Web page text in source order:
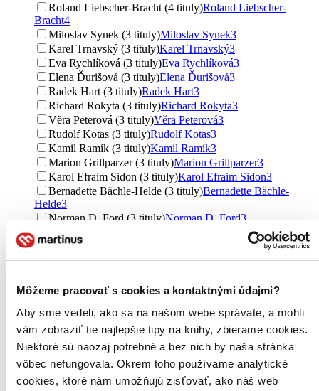
Môžeme pracovať s cookies a kontaktnými údajmi?
Aby sme vedeli, ako sa na našom webe správate, a mohli
vám zobraziť tie najlepšie tipy na knihy, zbierame cookies.
Niektoré sú naozaj potrebné a bez nich by naša stránka
vôbec nefungovala. Okrem toho používame analytické
cookies, ktoré nám umožňujú zisťovať, ako náš web
Roland Liebscher-Bracht (4 tituly)Roland Liebscher-
Bracht4
Miloslav Synek (3 tituly)Miloslav Synek3
Karel Trnavský (3 tituly)Karel Trnavský3
Eva Rychlíková (3 tituly)Eva Rychlíková3
Elena Ďurišová (3 tituly)Elena Ďurišová3
Radek Hart (3 tituly)Radek Hart3
Richard Rokyta (3 tituly)Richard Rokyta3
Věra Peterová (3 tituly)Věra Peterová3
Rudolf Kotas (3 tituly)Rudolf Kotas3
Kamil Ramík (3 tituly)Kamil Ramík3
Marion Grillparzer (3 tituly)Marion Grillparzer3
Karol Efraim Sidon (3 tituly)Karol Efraim Sidon3
Bernadette Bächle-Helde (3 tituly)Bernadette Bächle-
Helde3
Norman D. Ford (3 tituly)Norman D. Ford3
Eric Zielinski (3 tituly)
Sarina Ann Zielinski (3 tituly)
Sarina Ann Zielinski3
Jan Pfeiffer (2 tituly)Jan Pfeiffer2
Ďalšie možnosti
Vydavateľstvo
Grada (21 titulov)Grada21
Svojtka&Co. (13 titulov) Svojtka&Co.13
Galén (12 titulov)
12
Triton (11 titulov)
Pragma (10 titulov)Pragma10